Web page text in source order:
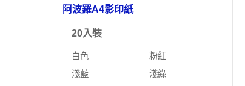
阿波羅A4影印紙
20入裝
白色
粉紅
淺藍
淺綠